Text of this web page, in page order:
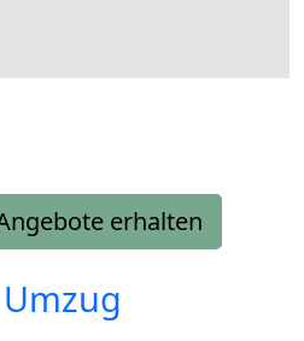
erhalten